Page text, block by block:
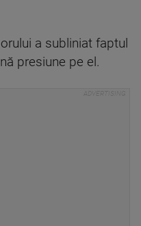
a subliniat faptul
presiune pe el.